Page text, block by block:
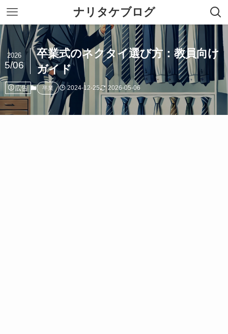
ナリタケブログ
卒業式のネクタイ選び方：教員向け
ガイド
2026
5/06
広告 卒業 2024-12-25 2026-05-06